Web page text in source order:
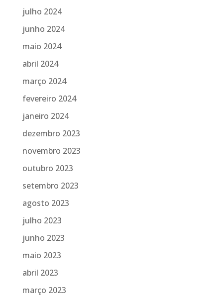
julho 2024
junho 2024
maio 2024
abril 2024
março 2024
fevereiro 2024
janeiro 2024
dezembro 2023
novembro 2023
outubro 2023
setembro 2023
agosto 2023
julho 2023
junho 2023
maio 2023
abril 2023
março 2023